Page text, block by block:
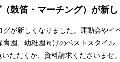
鼓笛・マーチング）が新し
が新しくなりました。運動会やイ
園、幼稚園向けのベストスタイル
ただくか、資料請求くださいませ。